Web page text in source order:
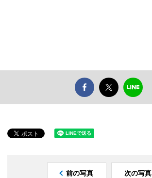
前の写真 次の写真